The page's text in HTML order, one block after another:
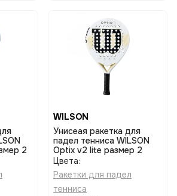
2
WILSON
Унисеая ракетка для
падел тенниса WILSON
Optix v2 lite размер 2
Цвета:
Ракетки для падел
тенниса